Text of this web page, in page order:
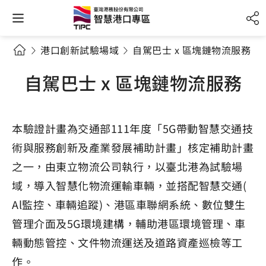
港口創新試驗場域 自駕巴士 x 區塊鏈物流服務
自駕巴士 x 區塊鏈物流服務
本驗證計畫為交通部111年度「5G帶動智慧交通技
術與服務創新及產業發展補助計畫」核定補助計畫
之一，由東立物流公司執行，以臺北港為試驗場
域，導入智慧化物流運輸車輛，並搭配智慧交通(
Al監控、車輛追蹤)、港區車聯網系統、數位雙生
管理介面及5G環境建構，輔助港區環境管理、車
輛動態管控、文件物流運送及道路資產巡檢等工
作。